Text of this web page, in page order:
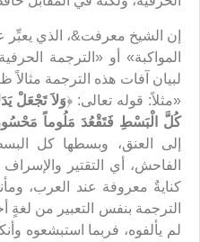
إن الشيخ معرفت&، الذي يعبِّر
المواكبة» أو «الترجمة
لبيان آفات هذه الترجمة مثالاً
«مثلاً: قوله تعالى: ﴿وَلاَ تَجْعَلْ
كُلَّ الْبَسْطِ فَتَقْعُدَ مَلُوماً
إلى العنق، وبسطها كل
الفاحش، أي التقتير
كنايةٌ معروفة عند العرب،
الترجمة بنفس التعبير من
لم يألفوه، فربما استبشعوه